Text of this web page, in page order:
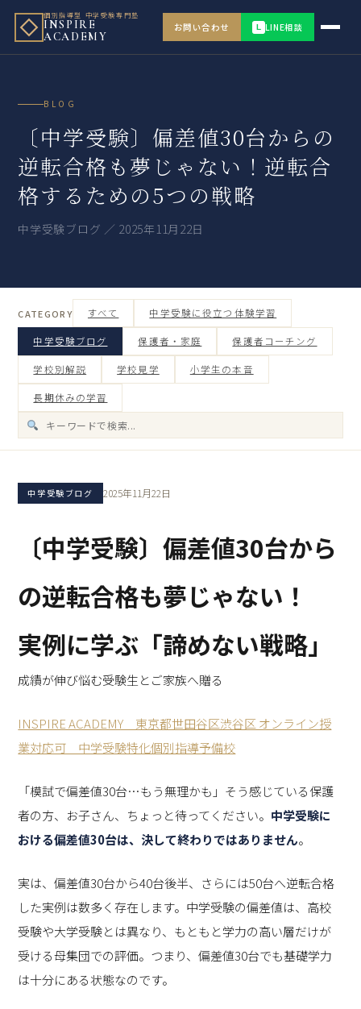
個別指導型 中学受験専門塾
INSPIRE
ACADEMY
お問い合わせ L LINE相談
BLOG
〔中学受験〕偏差値30台からの
逆転合格も夢じゃない！逆転合
格するための5つの戦略
中学受験ブログ ／ 2025年11月22日
CATEGORY すべて 中学受験に役立つ体験学習
中学受験ブログ 保護者・家庭 保護者コーチング
学校別解説 学校見学 小学生の本音
長期休みの学習
中学受験ブログ 2025年11月22日
〔中学受験〕偏差値30台から
の逆転合格も夢じゃない！
実例に学ぶ「諦めない戦略」
成績が伸び悩む受験生とご家族へ贈る
INSPIRE ACADEMY 東京都世田谷区渋谷区 オンライン授
業対応可 中学受験特化個別指導予備校
「模試で偏差値30台…もう無理かも」そう感じている保護
者の方、お子さん、ちょっと待ってください。 中学受験に
おける偏差値30台は、決して終わりではありません。
実は、偏差値30台から40台後半、さらには50台へ逆転合格
した実例は数多く存在します。中学受験の偏差値は、高校
受験や大学受験とは異なり、もともと学力の高い層だけが
受ける母集団での評価。つまり、偏差値30台でも基礎学力
は十分にある状態なのです。